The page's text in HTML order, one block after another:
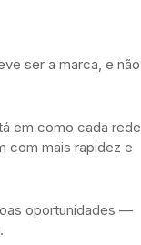
ser a marca, e não
em como cada rede
com mais rapidez e
oportunidades —